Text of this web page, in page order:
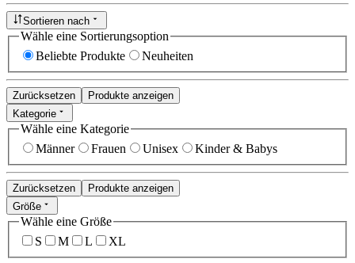
Sortieren nach
Wähle eine Sortierungsoption
Beliebte Produkte
Neuheiten
Zurücksetzen
Produkte anzeigen
Kategorie
Wähle eine Kategorie
Männer
Frauen Unisex Kinder & Babys
Zurücksetzen
Produkte anzeigen
Größe
Wähle eine Größe
S
M L XL